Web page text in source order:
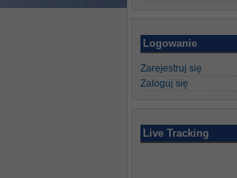
Logowanie
Zarejestruj się
Zaloguj się
Live Tracking